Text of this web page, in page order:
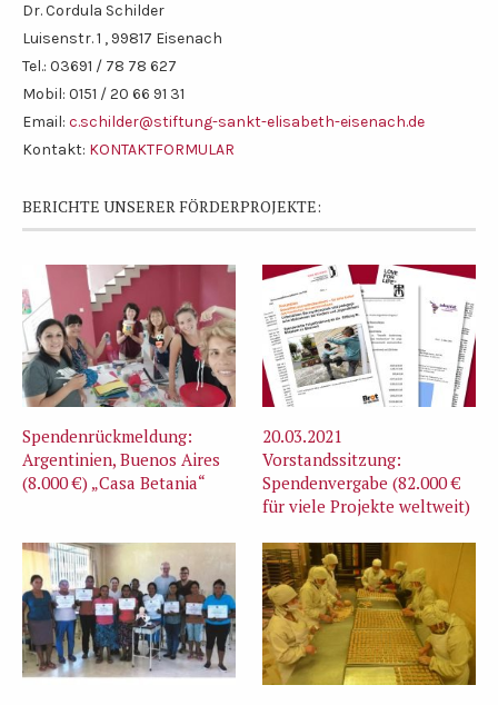
Dr. Cordula Schilder
Luisenstr. 1 , 99817 Eisenach
Tel.: 03691 / 78 78 627
Mobil: 0151 / 20 66 91 31
Email: c.schilder@stiftung-sankt-elisabeth-eisenach.de
Kontakt: KONTAKTFORMULAR
BERICHTE UNSERER FÖRDERPROJEKTE:
Spendenrückmeldung:
Argentinien, Buenos Aires
(8.000 €) „Casa Betania“
20.03.2021
Vorstandssitzung:
Spendenvergabe (82.000 €
für viele Projekte weltweit)